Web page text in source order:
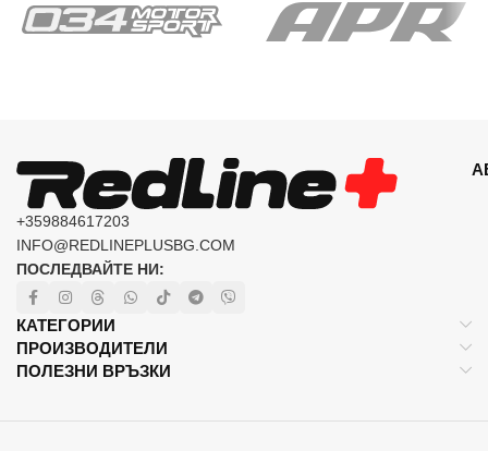
+359884617203
INFO@REDLINEPLUSBG.COM
ПОСЛЕДВАЙТЕ НИ:
КАТЕГОРИИ
ПРОИЗВОДИТЕЛИ
ПОЛЕЗНИ ВРЪЗКИ